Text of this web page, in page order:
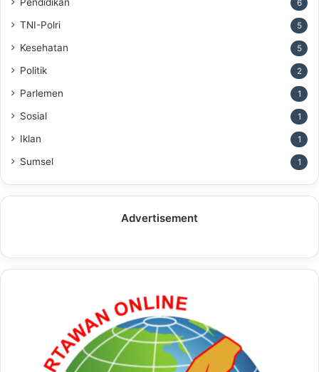
6
TNI-Polri 5
Kesehatan 5
Politik 2
Parlemen 1
Sosial 1
Iklan 1
Sumsel 1
Advertisement